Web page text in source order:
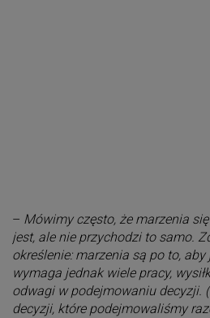
– Mówimy często, że marzenia
jest, ale nie przychodzi to samo.
określenie: marzenia są po to, aby
wymaga jednak wiele pracy,
odwagi w podejmowaniu decyzji.
decyzji, które podejmowaliśmy